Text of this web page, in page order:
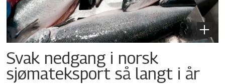
Svak nedgang i norsk
sjømateksport så langt i år